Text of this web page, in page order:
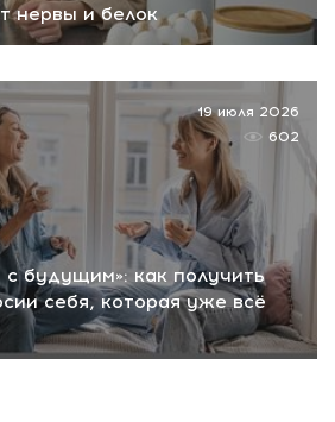
нервы и белок
с будущим»: как получить
себя, которая уже всё
19 июля 2026
602